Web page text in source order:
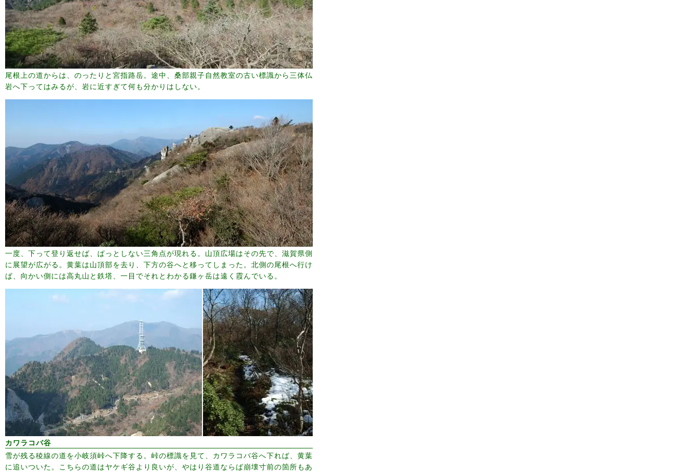
尾根上の道からは、のったりと宮指路岳。途中、桑部親子自然教室の古い標識から三体仏
岩へ下ってはみるが、岩に近すぎて何も分かりはしない。
一度、下って登り返せば、ぱっとしない三角点が現れる。山頂広場はその先で、滋賀県側
に展望が広がる。黄葉は山頂部を去り、下方の谷へと移ってしまった。北側の尾根へ行け
ば、向かい側には高丸山と鉄塔、一目でそれとわかる鎌ヶ岳は遠く霞んでいる。
カワラコバ谷
雪が残る稜線の道を小岐須峠へ下降する。峠の標識を見て、カワラコバ谷へ下れば、黄葉
に追いついた。こちらの道はヤケギ谷より良いが、やはり谷道ならば崩壊寸前の箇所もあ